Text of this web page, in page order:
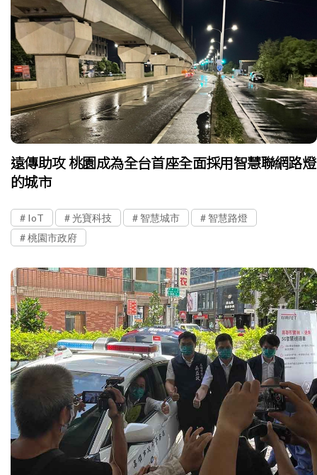
遠傳助攻 桃園成為全台首座全面採用智慧聯網路燈
的城市
IoT 光寶科技 智慧城市
智慧路燈
桃園市政府